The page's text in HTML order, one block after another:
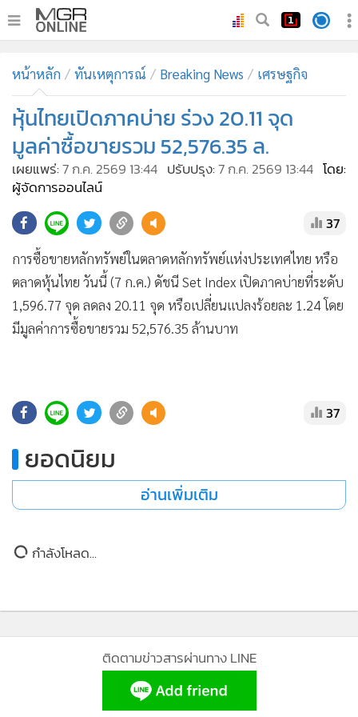
ทันเหตุการณ์
• ภาคใต้
ภูมิภาค
• Online Section
• บันเทิง
• ผู้จัดการรายวัน
• คอลัมนิสต์
• ละคร
• CbizReview
• Cyber BIZ
• ผู้จัดกวน
• Management & HR
Infographic
• การเมือง
• ท่องเที่ยว
• ต่างประเทศ
• เศรษฐกิจ-ธุรกิจ
ชุมชน-คุณภาพชีวิต
หน้าหลัก ทันเหตุการณ์ Breaking News เศรษฐกิจ
หุ้นไทยเปิดภาคบ่าย ร่วง 20.11 จุด
มูลค่าซื้อขายรวม 52,576.35 ล.
เผยแพร่:7 ก.ค. 2569 13:44 ปรับปรุง:7 ก.ค. 2569 13:44 โดย:
ผู้จัดการออนไลน์
37
การซื้อขายหลักทรัพย์ในตลาดหลักทรัพย์แห่งประเทศไทย หรือ
ตลาดหุ้นไทย วันนี้ (7 ก.ค.) ดัชนี Set Index เปิดภาคบ่ายที่ระดับ
1,596.77 จุด ลดลง 20.11 จุด หรือเปลี่ยนแปลงร้อยละ 1.24 โดย
มีมูลค่าการซื้อขายรวม 52,576.35 ล้านบาท
37
ยอดนิยม
อ่านเพิ่มเติม
กำลังโหลด...
ติดตามข่าวสารผ่านทาง LINE